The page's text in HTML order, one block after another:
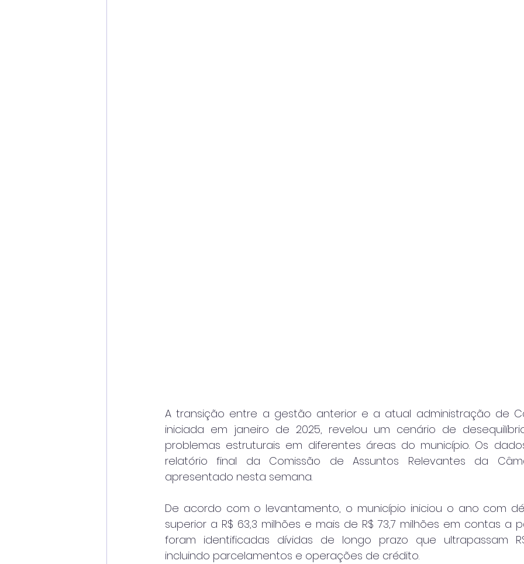
A transição entre a gestão anterior e a atual administração de
iniciada em janeiro de 2025, revelou um cenário de
problemas estruturais em diferentes áreas do município. Os
relatório final da Comissão de Assuntos Relevantes da
apresentado nesta semana.
De acordo com o levantamento, o município iniciou o ano com
superior a R$ 63,3 milhões e mais de R$ 73,7 milhões em contas a
foram identificadas dívidas de longo prazo que ultrapassam
incluindo parcelamentos e operações de crédito.